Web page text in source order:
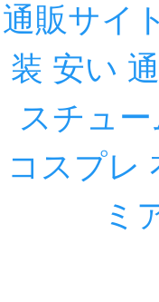
通販サイ
装 安い
スチュ
コスプレ
ミ